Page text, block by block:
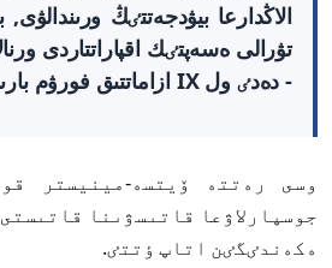
الاڭدارعا بيۋدجەتتٸڭ ورىندالۋى,
تۋرالى ەسەپتٸك اقپاراتتاردى
- دەدٸ ول IX ازاماتتىق فورۋم بارىسىندا.
وسى رەتتە ۆيتسە-مينيستر
جوسپارلاۋعا قاتىسۋىنا
ەكەندٸگٸن اتاپ ٶتتٸ.